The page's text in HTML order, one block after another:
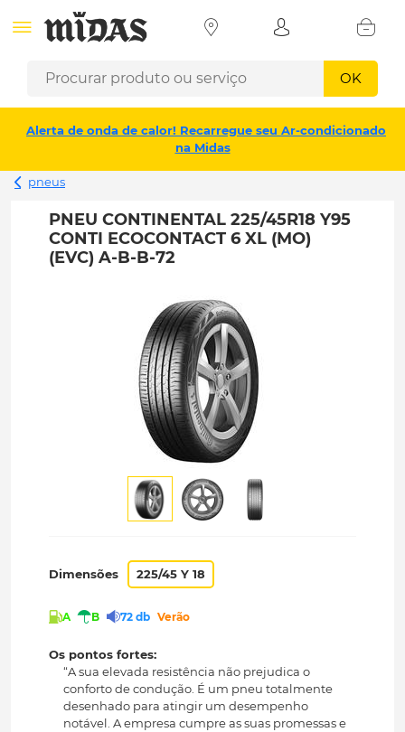
OK
Alerta de onda de calor! Recarregue seu Ar-condicionado
na Midas
pneus
PNEU CONTINENTAL 225/45R18 Y95
CONTI ECOCONTACT 6 XL (MO)
(EVC) A-B-B-72
Dimensões 225/45 Y 18
A B 72 db Verão
Os pontos fortes:
“A sua elevada resistência não prejudica o
conforto de condução. É um pneu totalmente
desenhado para atingir um desempenho
notável. A empresa cumpre as suas promessas e